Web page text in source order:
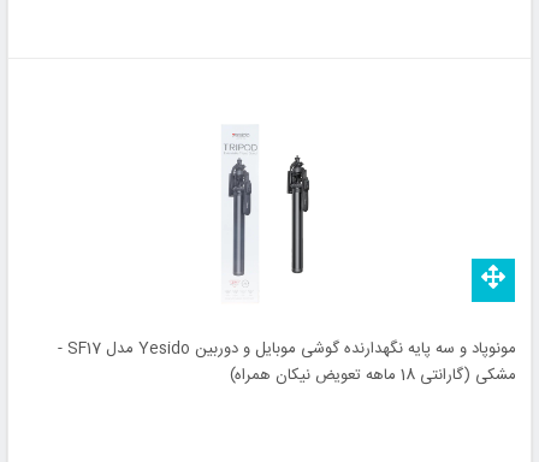
مونوپاد و سه پایه نگهدارنده گوشی موبایل و دوربین Yesido مدل SF17 -
مشکی (گارانتی 18 ماهه تعویض نیکان همراه)